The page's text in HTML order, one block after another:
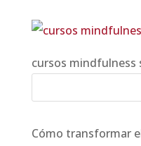
cursos mindfulness
Cómo transformar